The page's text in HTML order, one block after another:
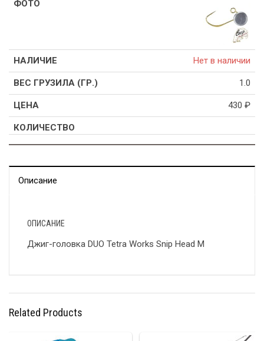
Нет в наличии
1.0
430 ₽
Описание
ОПИСАНИЕ
Джиг-головка DUO Tetra Works Snip Head M
Related Products